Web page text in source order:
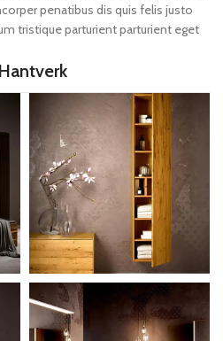
penatibus dis quis felis justo
tristique parturient parturient eget